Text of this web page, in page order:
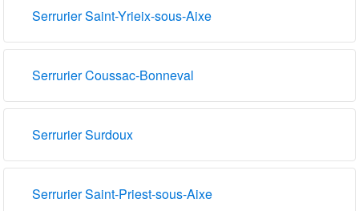
Serrurier Saint-Yrieix-sous-Aixe
Serrurier Coussac-Bonneval
Serrurier Surdoux
Serrurier Saint-Priest-sous-Aixe